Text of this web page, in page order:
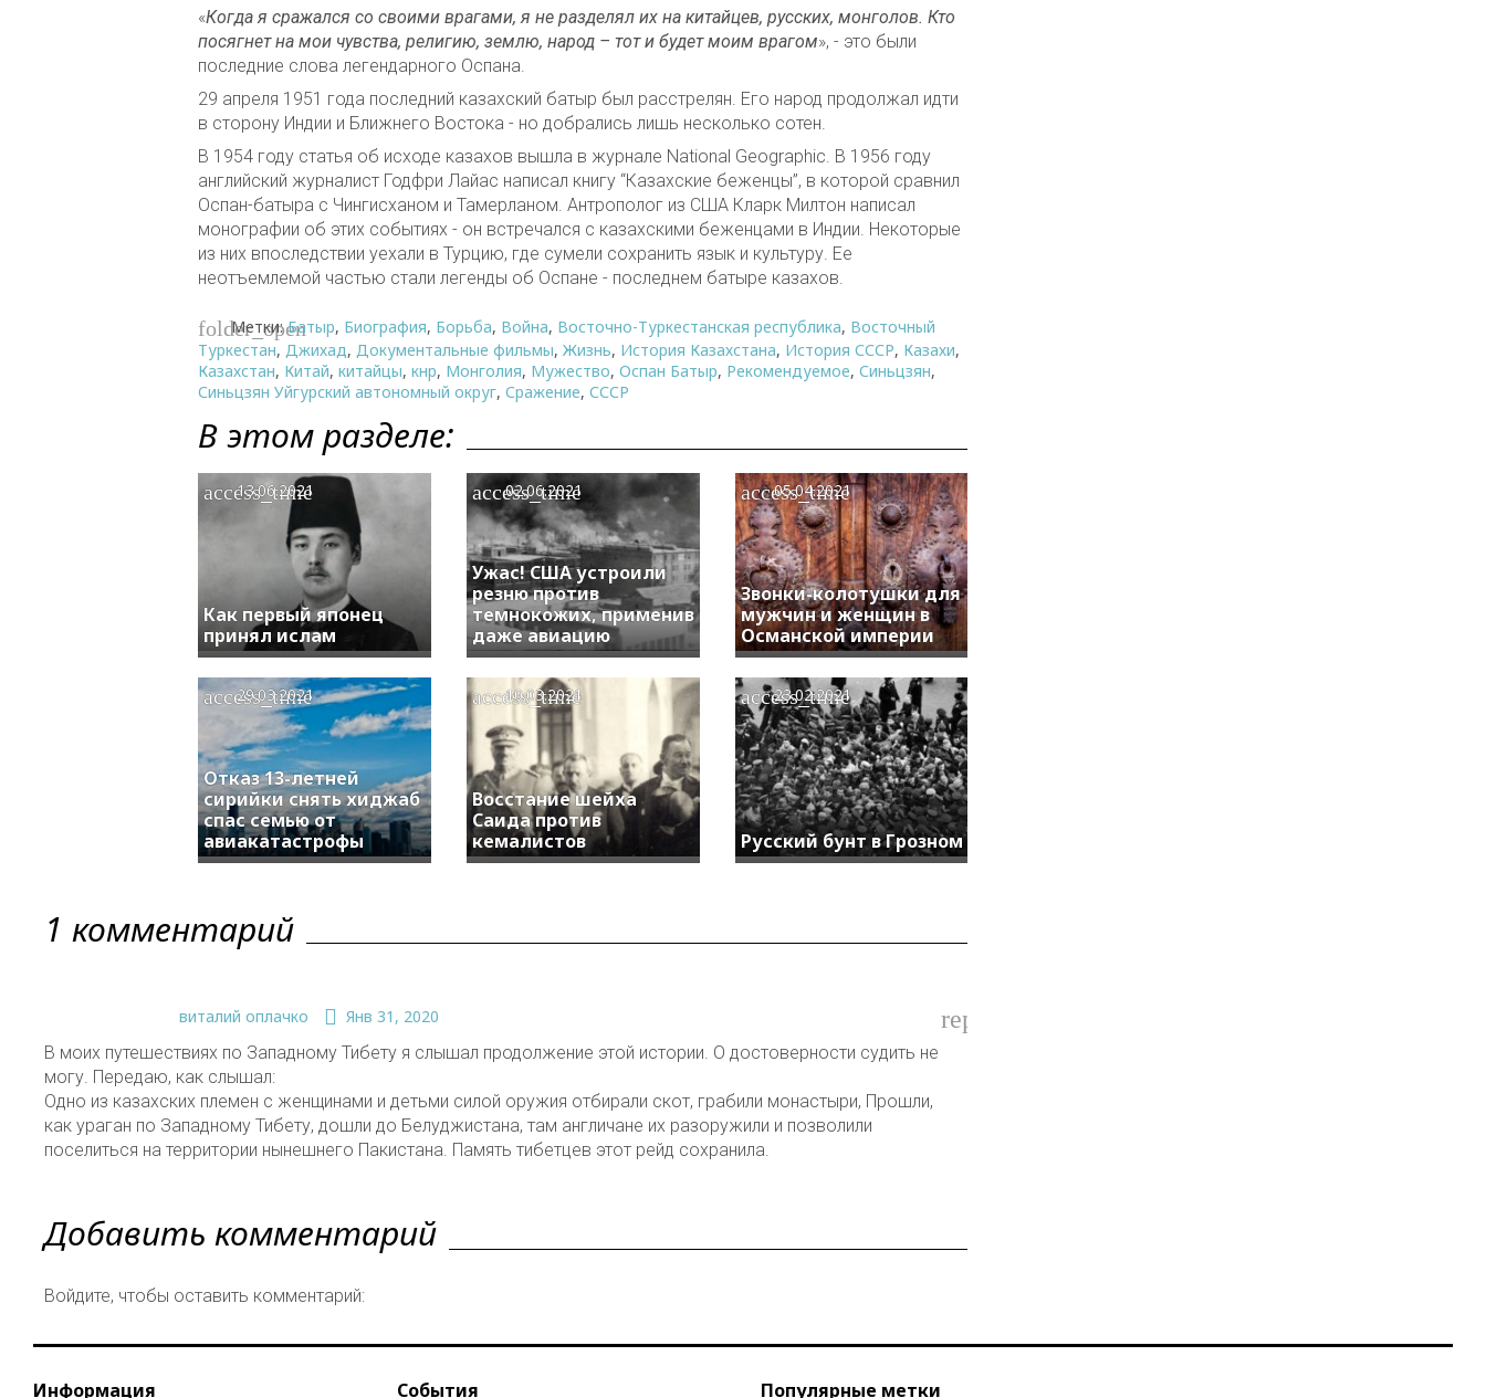
«Когда я сражался со своими врагами, я не разделял их на китайцев, русских, монголов. Кто
посягнет на мои чувства, религию, землю, народ – тот и будет моим врагом», - это были
последние слова легендарного Оспана.
29 апреля 1951 года последний казахский батыр был расстрелян. Его народ продолжал идти
в сторону Индии и Ближнего Востока - но добрались лишь несколько сотен.
В 1954 году статья об исходе казахов вышла в журнале National Geographic. В 1956 году
английский журналист Годфри Лайас написал книгу “Казахские беженцы”, в которой сравнил
Оспан-батыра с Чингисханом и Тамерланом. Антрополог из США Кларк Милтон написал
монографии об этих событиях - он встречался с казахскими беженцами в Индии. Некоторые
из них впоследствии уехали в Турцию, где сумели сохранить язык и культуру. Ее
неотъемлемой частью стали легенды об Оспане - последнем батыре казахов.
folder_open
Метки:Батыр, Биография, Борьба, Война, Восточно-Туркестанская республика, Восточный
Туркестан, Джихад, Документальные фильмы, Жизнь, История Казахстана, История СССР, Казахи,
Казахстан, Китай, китайцы, кнр, Монголия, Мужество, Оспан Батыр, Рекомендуемое, Синьцзян,
Синьцзян Уйгурский автономный округ, Сражение, СССР
В этом разделе:
Как первый японец
принял ислам
access_time
13.06.2021
Ужас! США устроили
резню против
темнокожих, применив
даже авиацию
access_time
02.06.2021
Звонки-колотушки для
мужчин и женщин в
Османской империи
access_time
05.04.2021
Отказ 13-летней
сирийки снять хиджаб
спас семью от
авиакатастрофы
access_time
29.03.2021
Восстание шейха
Саида против
кемалистов
access_time
10.03.2021
Русский бунт в Грозном
access_time
23.02.2021
1 комментарий
виталий оплачко
Янв 31, 2020
В моих путешествиях по Западному Тибету я слышал продолжение этой истории. О достоверности судить не
могу. Передаю, как слышал:
Одно из казахских племен с женщинами и детьми силой оружия отбирали скот, грабили монастыри, Прошли,
как ураган по Западному Тибету, дошли до Белуджистана, там англичане их разоружили и позволили
поселиться на территории нынешнего Пакистана. Память тибетцев этот рейд сохранила.
reply
Добавить комментарий
Войдите, чтобы оставить комментарий:
Информация События Популярные метки